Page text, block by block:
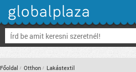
Főoldal Otthon Lakástextil